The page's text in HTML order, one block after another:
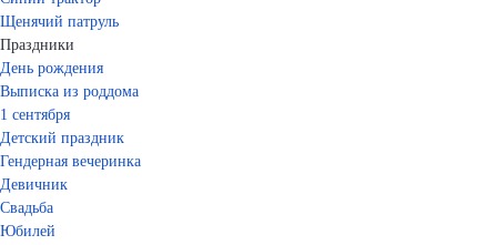
Щенячий патруль
Праздники
День рождения
Выписка из роддома
1 сентября
Детский праздник
Гендерная вечеринка
Девичник
Свадьба
Юбилей